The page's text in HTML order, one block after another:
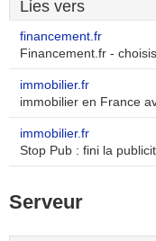
Lies vers
financement.fr
Financement.fr -
immobilier.fr
immobilier en France
immobilier.fr
Stop Pub : fini la
Serveur